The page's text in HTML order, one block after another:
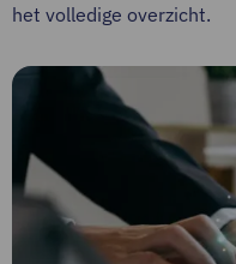
het volledige overzicht.